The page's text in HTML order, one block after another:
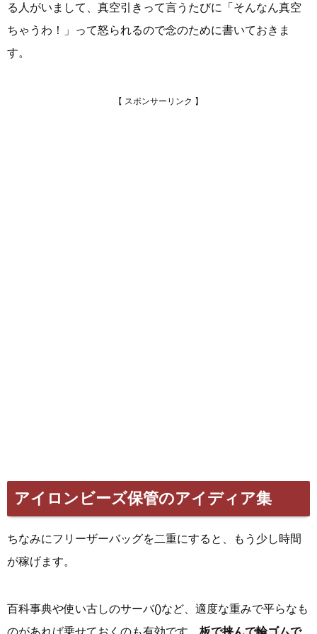
る人がいまして、真空引きって言うたびに「そんなん真空
ちゃうわ！」って怒られるので念のために書いておきま
す。
アイロンビーズ保管のアイディア集
ちなみにフリーザーバッグを二重にすると、もう少し時間
が稼げます。
百科事典や使い古しのサーバ()など、適度な重みで平らなも